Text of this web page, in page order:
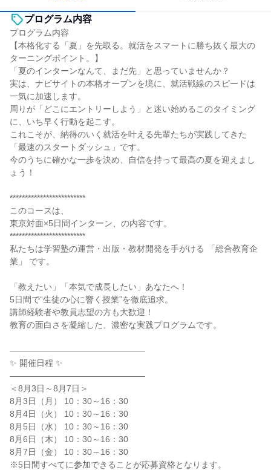
プログラム内容
プログラム内容
【本格化する「夏」を先取る。就活をスマートに勝ち抜く最大の
ターニングポイント。】
「夏のインターンなんて、まだ先」と思っていませんか？
実は、ナビサイトの本格オープンを境に、就活戦線のスピードは
一気に加速します。
周りが「どこにエントリーしよう」と迷い始めるこのタイミング
に、いち早く行動を起こす。
これこそが、納得のいく就活を叶える先輩たちが実践してきた
「最速のスタートダッシュ」です。
今のうちに確かな一歩を決め、自信を持って最高の夏を迎えまし
ょう！
*************************
このコースは、
東京対面×5日間インターン、の内容です。
*************************
私たちは学習塾の運営・出版・教材開発を手がける 「総合教育企
業」 です。
「教えたい」「本気で成長したい」あなたへ！
5日間で“生徒の心に響く授業”を徹底追求。
講師経験者や教員志望の方も大歓迎！
教育の面白さを凝縮した、濃密な実践プログラムです。
――――――――――――――――
✨ 開催日程 ✨
――――――――――――――――
＜8月3日～8月7日＞
8月3日（月） 10：30～16：30
8月4日（火） 10：30～16：30
8月5日（水） 10：30～16：30
8月6日（木） 10：30～16：30
8月7日（金） 10：30～16：30
※5日間すべてに参加できることが応募資格となります。